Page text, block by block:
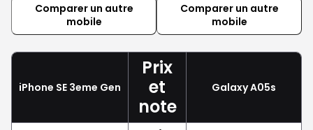
Comparer un autre
mobile
Comparer un autre
mobile
iPhone SE 3eme Gen
Prix
et
note
Galaxy A05s